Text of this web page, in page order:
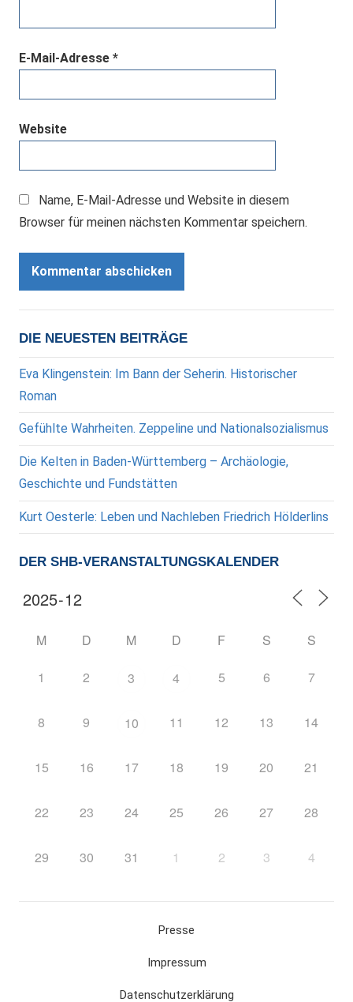
E-Mail-Adresse *
Website
Name, E-Mail-Adresse und Website in diesem
Browser für meinen nächsten Kommentar speichern.
DIE NEUESTEN BEITRÄGE
Eva Klingenstein: Im Bann der Seherin. Historischer
Roman
Gefühlte Wahrheiten. Zeppeline und Nationalsozialismus
Die Kelten in Baden-Württemberg – Archäologie,
Geschichte und Fundstätten
Kurt Oesterle: Leben und Nachleben Friedrich Hölderlins
DER SHB-VERANSTALTUNGSKALENDER
M D M D F S S
1 2 3 4 5 6 7
8 9 10 11 12 13 14
15 16 17 18 19 20 21
22 23 24 25 26 27 28
29 30 31 1 2 3 4
Presse
Impressum
Datenschutzerklärung